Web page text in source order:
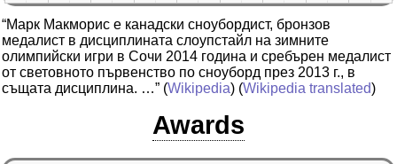
“Марк Макморис е канадски сноубордист, бронзов
медалист в дисциплината слоупстайл на зимните
олимпийски игри в Сочи 2014 година и сребърен медалист
от световното първенство по сноуборд през 2013 г., в
същата дисциплина. …” (Wikipedia) (Wikipedia translated)
Awards